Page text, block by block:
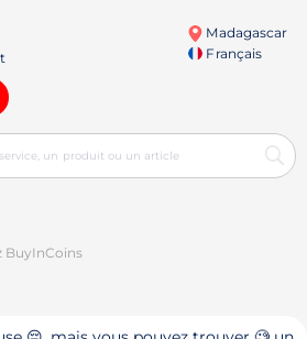
Madagascar
Français
BuyInCoins